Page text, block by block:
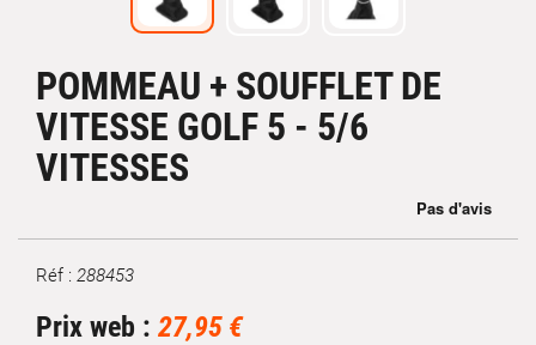
POMMEAU + SOUFFLET DE
VITESSE GOLF 5 - 5/6
VITESSES
Marque
Réf : 288453
Prix web : 27,95 €